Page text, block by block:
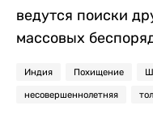
ведутся поиски
массовых
Индия Похищение
несовершеннолетняя